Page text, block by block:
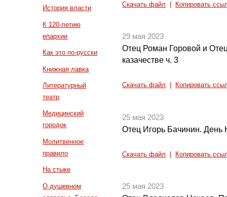
История власти
К 120-летию
епархии
Как это по-русски
Книжная лавка
Литературный
театр
Медицинский
городок
Молитвенное
правило
На стыке
О душевном
Скачать файл Копировать
29 мая 2023
Отец Роман Горовой и
казачестве ч. 3
Скачать файл Копировать
25 мая 2023
Отец Игорь Бачинин. День
Скачать файл Копировать
25 мая 2023